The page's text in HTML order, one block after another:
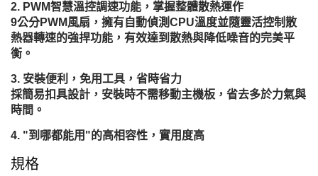
PWM智慧溫控調速功能，掌握整體散熱運作
9公分PWM風扇，擁有自動偵測CPU溫度並隨靈活控制散
熱器轉速的強捍功能，有效達到散熱與降低噪音的完美平
衡。
安裝便利，免用工具，省時省力
採簡易扣具設計，安裝時不需移動主機板，省去多於力氣與
時間。
"到哪都能用"的高相容性，實用度高
規格